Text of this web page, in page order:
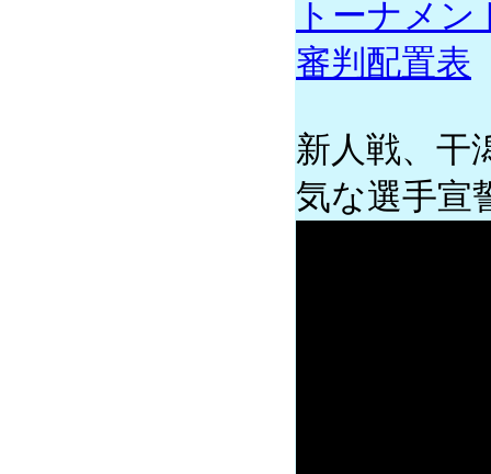
トーナメン
審判配置表
新人戦、干
気な選手宣